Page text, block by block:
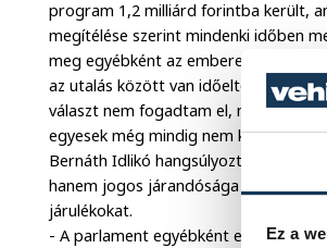
Ez a
program 1,2 milliárd forintba került,
megítélése szerint mindenki időben
meg egyébként az emberek a jogos
az utalás között van időeltolódás, de
választ nem fogadtam el, mivel
egyesek még mindig nem kapták
Bernáth Idlikó hangsúlyozta, hogy ez
hanem jogos járandósága
járulékokat.
- A parlament egyébként elfogadta a